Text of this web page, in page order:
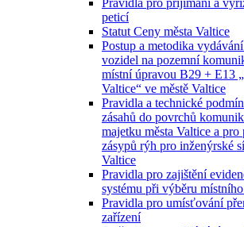
Pravidla pro přijímání a
peticí
Statut Ceny města Valtice
Postup a metodika
vozidel na pozemní
místní úpravou B29 + E13
Valtice“ ve městě Valtice
Pravidla a technické
zásahů do povrchů
majetku města Valtice a
zásypů rýh pro inženýrské
Valtice
Pravidla pro zajištění
systému při výběru
Pravidla pro umísťování
zařízení